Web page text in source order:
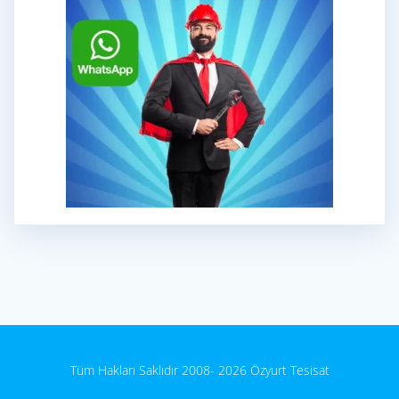
Tüm Hakları Saklıdır 2008- 2026 Özyurt Tesisat